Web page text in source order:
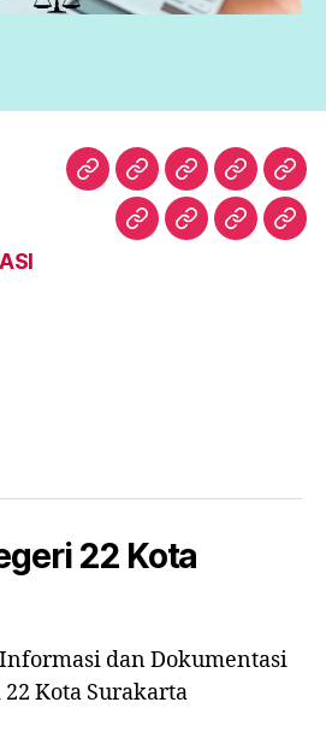
HOME
SK
PPID
1.
PROFIL
2.
DAFTAR
3.
4.
5.
6.
22 Kota
dan Dokumentasi
22 Kota Surakarta